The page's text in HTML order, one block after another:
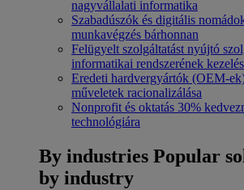
nagyvállalati informatika
Szabadúszók és digitális
munkavégzés bárhonnan
Felügyelt szolgáltatást nyújtó
informatikai rendszerének
Eredeti hardvergyártók (OEM-
műveletek racionalizálása
Nonprofit és oktatás 30%
technológiára
By industries Popular
by industry